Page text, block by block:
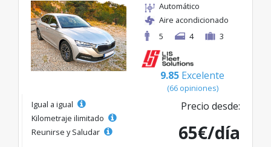
Automático
Aire acondicionado
5
4 3
9.85 Excelente
(66 opiniones)
Igual a igual
Kilometraje ilimitado
Reunirse y Saludar
Precio desde:
65€/día